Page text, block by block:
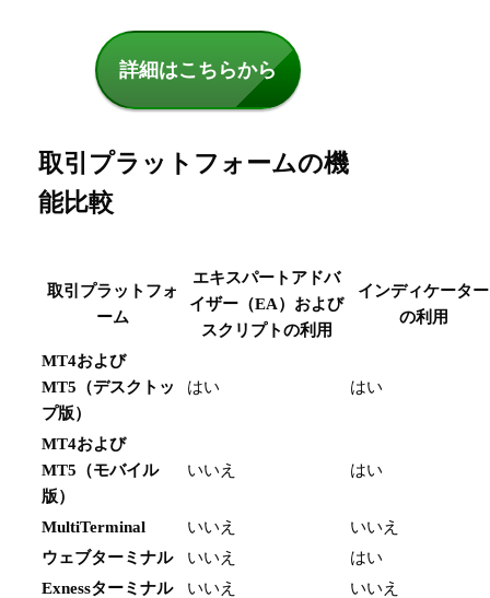
詳細はこちらから
取引プラットフォームの機
能比較
取引プラットフォ
ーム
エキスパートアドバ
イザー（EA）および
スクリプトの利用
インディケーター
の利用
MT4および
MT5（デスクトッ
プ版）
はい はい
MT4および
MT5（モバイル
版）
いいえ はい
MultiTerminal いいえ
いいえ
ウェブターミナル
いいえ
はい
Exnessターミナル
いいえ
いいえ